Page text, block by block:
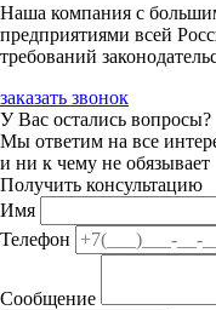
Наша компания с
предприятиями всей
требований
заказать звонок
У Вас остались вопросы?
Мы ответим на все
и ни к чему не обязывает
Получить консультацию
Имя
Телефон
Сообщение